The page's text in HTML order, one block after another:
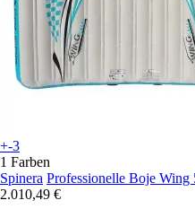
+-3
1 Farben
Spinera Professionelle Boje Wing
2.010,49 €